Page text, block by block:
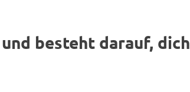
besteht darauf, dich